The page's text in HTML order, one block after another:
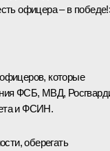
офицера – в
которые
ФСБ, МВД,
и ФСИН.
оберегать